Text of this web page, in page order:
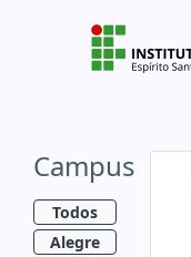
Campus
Todos
Alegre